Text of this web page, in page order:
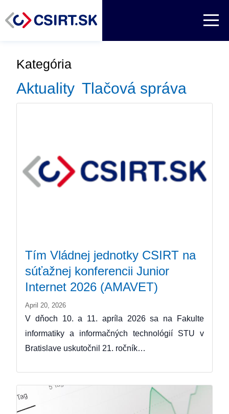
Kategória
Aktuality Tlačová správa
Tím Vládnej jednotky CSIRT na
súťažnej konferencii Junior
Internet 2026 (AMAVET)
April 20, 2026
V dňoch 10. a 11. apríla 2026 sa na Fakulte
informatiky a informačných technológií STU v
Bratislave uskutočnil 21. ročník…